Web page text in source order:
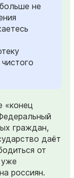
не
«конец
граждан,
даёт
от
россиян.